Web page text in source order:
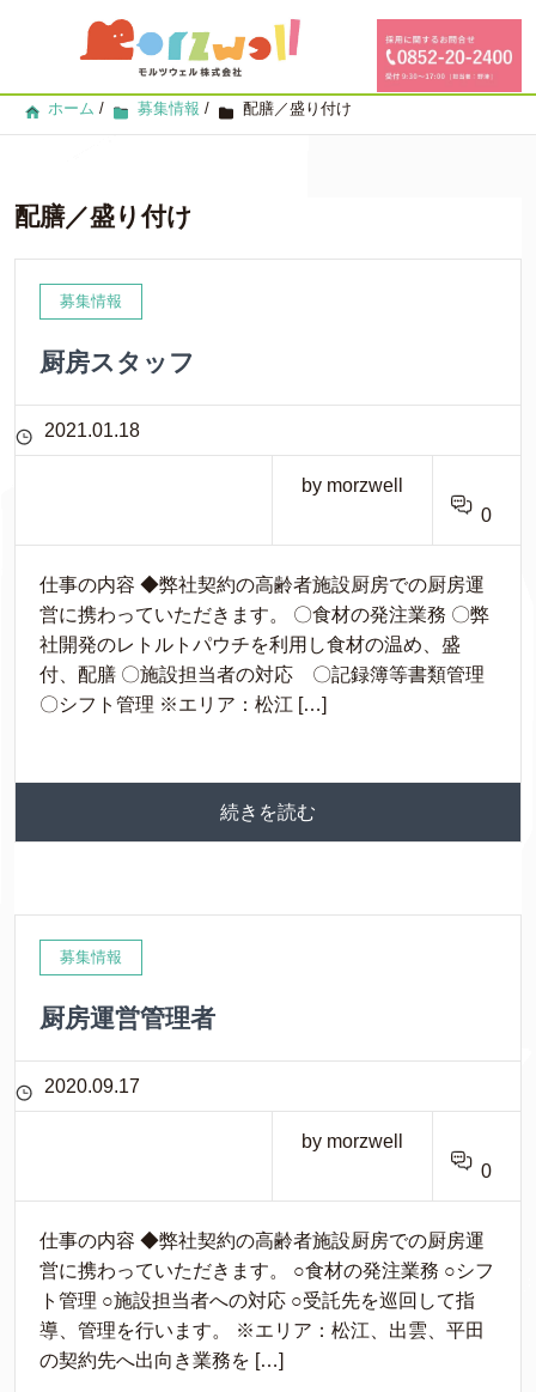
ホーム / 募集情報 / 配膳／盛り付け
配膳／盛り付け
募集情報
厨房スタッフ
2021.01.18
by morzwell
0
仕事の内容 ◆弊社契約の高齢者施設厨房での厨房運
営に携わっていただきます。 〇食材の発注業務 〇弊
社開発のレトルトパウチを利用し食材の温め、盛
付、配膳 〇施設担当者の対応 〇記録簿等書類管理
〇シフト管理 ※エリア：松江 […]
続きを読む
募集情報
厨房運営管理者
2020.09.17
by morzwell
0
仕事の内容 ◆弊社契約の高齢者施設厨房での厨房運
営に携わっていただきます。 ○食材の発注業務 ○シフ
ト管理 ○施設担当者への対応 ○受託先を巡回して指
導、管理を行います。 ※エリア：松江、出雲、平田
の契約先へ出向き業務を […]